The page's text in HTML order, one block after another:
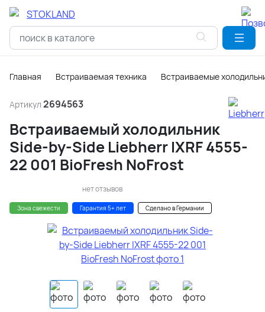
Главная Встраиваемая техника Встраиваемые
Артикул 2694563
Встраиваемый холодильник
Side-by-Side Liebherr IXRF 4555-
22 001 BioFresh NoFrost
нет отзывов
Зона свежести Гарантия 5+ лет Сделано в Германии